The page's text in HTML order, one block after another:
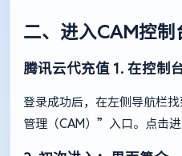
二、进入CAM控制
腾讯云代充值 1. 在控制
登录成功后，在左侧导航栏
管理（CAM）”入口。点击进